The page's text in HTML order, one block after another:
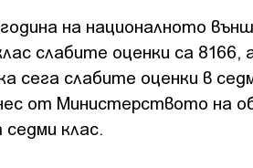
на националното
слабите оценки са 8166,
сега слабите оценки в
от Министерството на
клас.